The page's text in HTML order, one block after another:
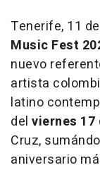
Tenerife, 11
Music Fest
nuevo
artista
latino
del viernes 17
Cruz,
aniversario